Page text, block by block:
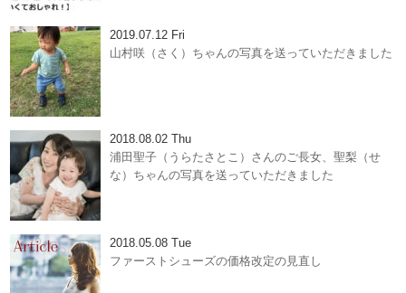
2019.07.12 Fri
山村咲（さく）ちゃんの写真を送っていただきました
2018.08.02 Thu
浦田聖子（うらたさとこ）さんのご長女、聖梨（せ
な）ちゃんの写真を送っていただきました
2018.05.08 Tue
ファーストシューズの価格改定の見直し